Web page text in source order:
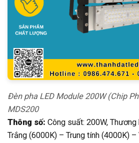
Đèn pha LED Module 200W (Chip
MDS200
Thông số: Công suất: 200W, Thương
Trắng (6000K) – Trung tính (4000K) –